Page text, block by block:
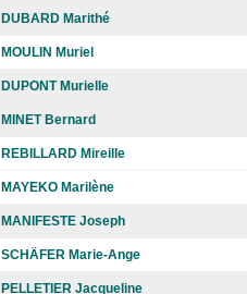
DUBARD Marithé
MOULIN Muriel
DUPONT Murielle
MINET Bernard
REBILLARD Mireille
MAYEKO Marilène
MANIFESTE Joseph
SCHÄFER Marie-Ange
PELLETIER Jacqueline